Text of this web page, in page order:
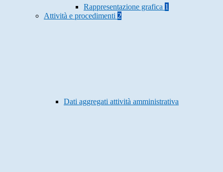
Rappresentazione grafica 1
Attività e procedimenti 2
Dati aggregati attività amministrativa